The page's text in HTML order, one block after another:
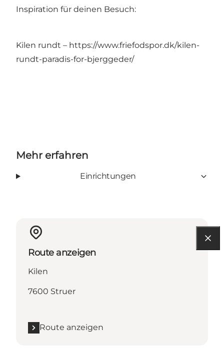
Inspiration für deinen Besuch:
Kilen rundt – https://www.friefodspor.dk/kilen-
rundt-paradis-for-bjerggeder/
Mehr erfahren
Einrichtungen
Route anzeigen
Kilen
7600 Struer
Route anzeigen